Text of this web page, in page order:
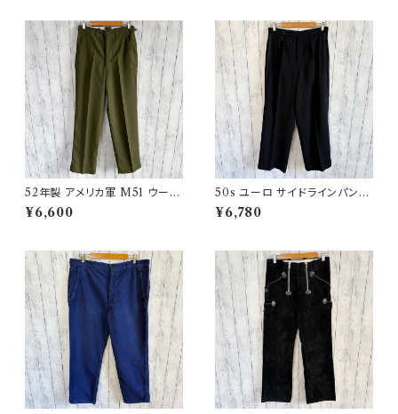
52年製 アメリカ軍 M51 ウール
パンツ ミリタリーパンツ スラッ
クス ヴィンテージ US ARMY 1
¥6,600
50s ユーロ サイドラインパンツ
ウールパンツ ワイドスラックドレ
スパンツ
¥6,780